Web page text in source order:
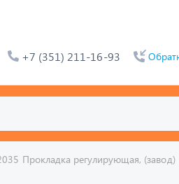
+7 (351) 211-16-93
Прокладка регулирующая, (завод)